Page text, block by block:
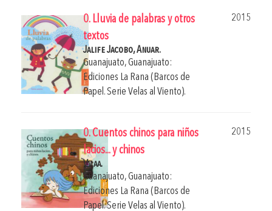
0. Lluvia de palabras y otros
textos
2015
Jalife Jacobo, Anuar.
Guanajuato, Guanajuato:
Ediciones La Rana (Barcos de
Papel. Serie Velas al Viento).
0. Cuentos chinos para niños
lacios... y chinos
2015
Vv aa.
Guanajuato, Guanajuato:
Ediciones La Rana (Barcos de
Papel. Serie Velas al Viento).